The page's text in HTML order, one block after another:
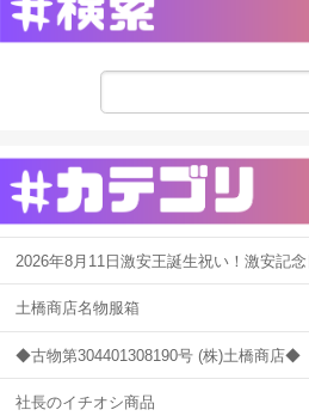
2026年8月11日激安王誕生祝い！激安記念
土橋商店名物服箱
◆古物第304401308190号 (株)土橋商店◆
社長のイチオシ商品